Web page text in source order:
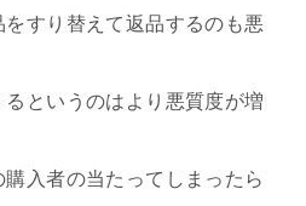
すり替えて返品するのも悪
というのはより悪質度が増
入者の当たってしまったら